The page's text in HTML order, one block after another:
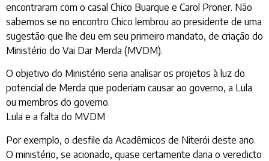
encontraram com o casal Chico Buarque e Carol Proner. Não
sabemos se no encontro Chico lembrou ao presidente de uma
sugestão que lhe deu em seu primeiro mandato, de criação do
Ministério do Vai Dar Merda (MVDM).
O objetivo do Ministério seria analisar os projetos à luz do
potencial de Merda que poderiam causar ao governo, a Lula
ou membros do governo.
Lula e a falta do MVDM
Por exemplo, o desfile da Acadêmicos de Niterói deste ano.
O ministério, se acionado, quase certamente daria o veredicto